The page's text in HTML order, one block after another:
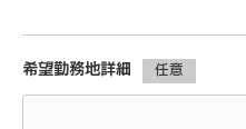
希望勤務地詳細 任意